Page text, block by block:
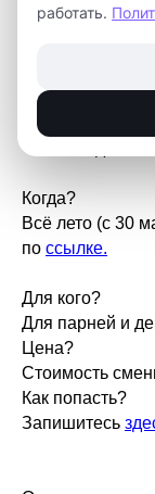
Что будем
Когда?
Всё лето (с 30
по ссылке.
Для кого?
Для парней и
Цена?
Стоимость
Как попасть?
Запишитесь
работать.